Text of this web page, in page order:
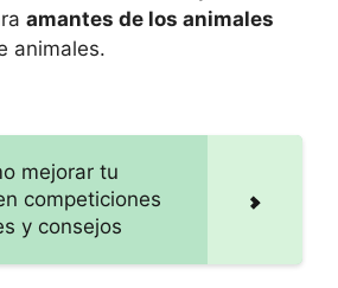
amantes de los animales
animales.
mejorar tu
competiciones
y consejos